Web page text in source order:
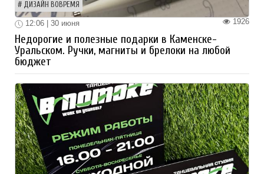
ДИЗАЙН ВОВРЕМЯ
1926
12:06 | 30 июня
Недорогие и полезные подарки в Каменске-
Уральском. Ручки, магниты и брелоки на любой
бюджет